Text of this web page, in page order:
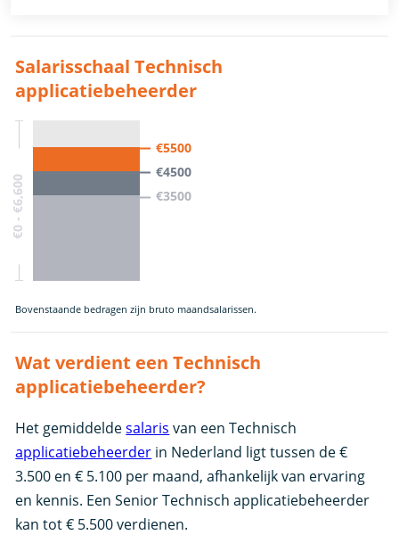
Salarisschaal Technisch
applicatiebeheerder
€0 - €6,600
€5500
€4500
€3500
Bovenstaande bedragen zijn bruto maandsalarissen.
Wat verdient een Technisch
applicatiebeheerder?
Het gemiddeldesalaris van een Technisch
applicatiebeheerder in Nederland ligt tussen de €
3.500 en € 5.100 per maand, afhankelijk van ervaring
en kennis. Een Senior Technisch applicatiebeheerder
kan tot € 5.500 verdienen.